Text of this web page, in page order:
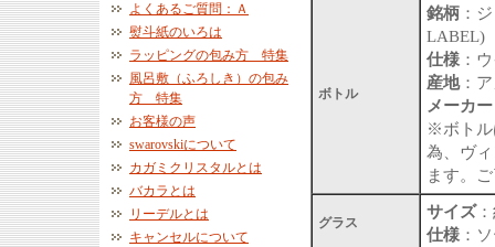
よくあるご質問：Ａ
熨斗紙のいろは
ラッピングの包み方 特集
風呂敷（ふろしき）の包み
方 特集
お客様の声
swarovskiについて
カガミクリスタルとは
バカラとは
リーデルとは
キャンセルについて
ボトル
銘柄：
LABEL)
仕様：
産地：
メーカー
※ボトル
為、ヴ
ます。
グラス
サイズ：
仕様：